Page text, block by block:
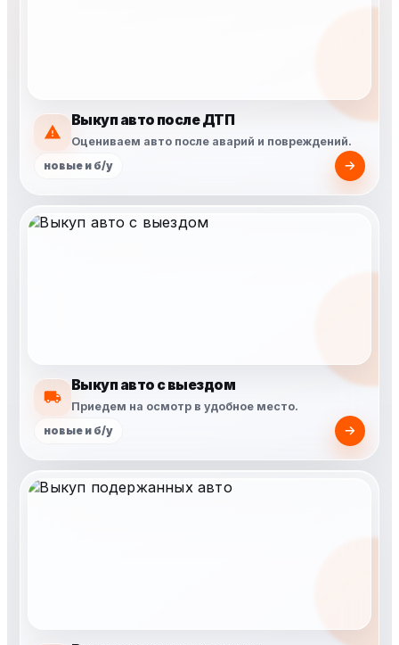
Выкуп авто после ДТП
Оцениваем авто после аварий и повреждений.
новые и б/у
Выкуп авто с выездом
Приедем на осмотр в удобное место.
новые и б/у